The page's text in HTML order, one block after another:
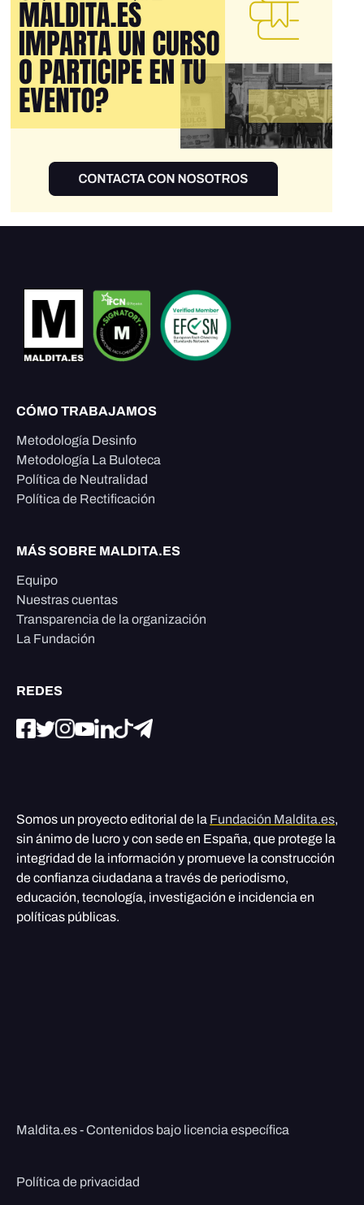
CÓMO TRABAJAMOS
Metodología Desinfo
Metodología La Buloteca
Política de Neutralidad
Política de Rectificación
MÁS SOBRE MALDITA.ES
Equipo
Nuestras cuentas
Transparencia de la organización
La Fundación
REDES
Somos un proyecto editorial de la Fundación Maldita.es,
sin ánimo de lucro y con sede en España, que protege la
integridad de la información y promueve la construcción
de confianza ciudadana a través de periodismo,
educación, tecnología, investigación e incidencia en
políticas públicas.
Maldita.es - Contenidos bajo licencia específica
Política de privacidad